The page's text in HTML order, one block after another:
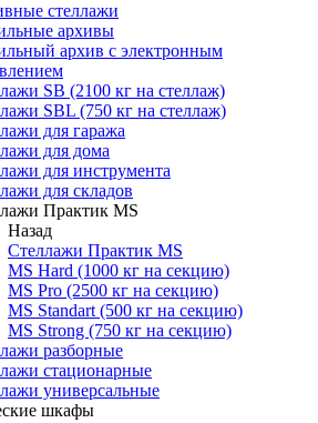
стеллажи
архивы
архив с электронным
SB (2100 кг на стеллаж)
SBL (750 кг на стеллаж)
для гаража
для дома
для инструмента
для складов
Практик MS
Назад
Стеллажи Практик MS
MS Hard (1000 кг на секцию)
MS Pro (2500 кг на секцию)
MS Standart (500 кг на секцию)
MS Strong (750 кг на секцию)
разборные
стационарные
универсальные
шкафы